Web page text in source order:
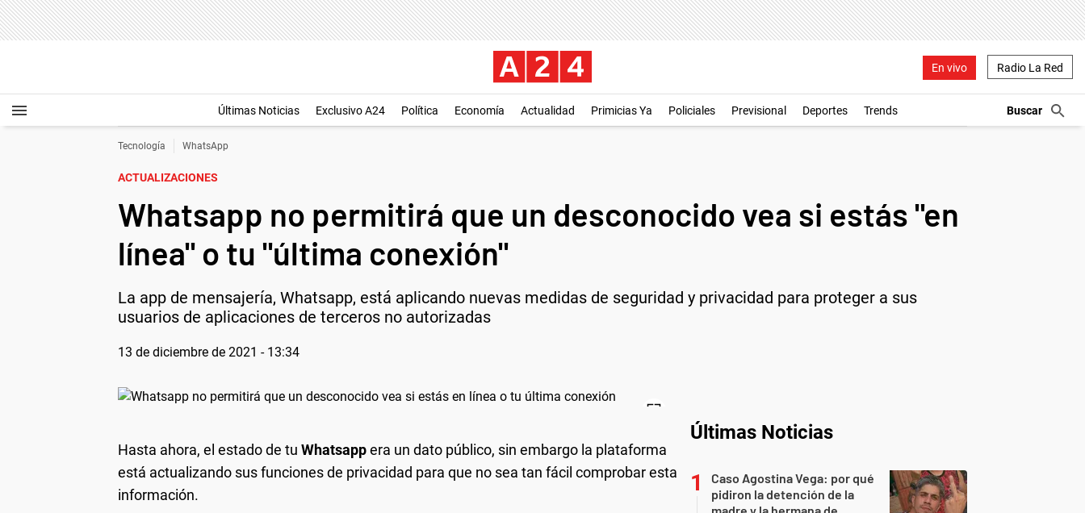
En vivo Radio La Red
Últimas Noticias Exclusivo A24 Política Economía Actualidad Primicias Ya Policiales Previsional Deportes Trends
Tecnología WhatsApp
ACTUALIZACIONES
Whatsapp no permitirá que un desconocido vea si estás "en
línea" o tu "última conexión"
La app de mensajería, Whatsapp, está aplicando nuevas medidas de seguridad y privacidad para proteger a sus
usuarios de aplicaciones de terceros no autorizadas
13 de diciembre de 2021 - 13:34
Hasta ahora, el estado de tu Whatsappera un dato público, sin embargo la plataforma
está actualizando sus funciones de privacidad para que no sea tan fácil comprobar esta
información.
Últimas Noticias
Caso Agostina Vega: por qué
pidiron la detención de la